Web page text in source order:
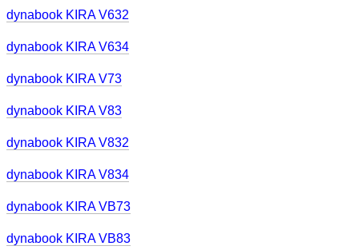
dynabook KIRA V632
dynabook KIRA V634
dynabook KIRA V73
dynabook KIRA V83
dynabook KIRA V832
dynabook KIRA V834
dynabook KIRA VB73
dynabook KIRA VB83